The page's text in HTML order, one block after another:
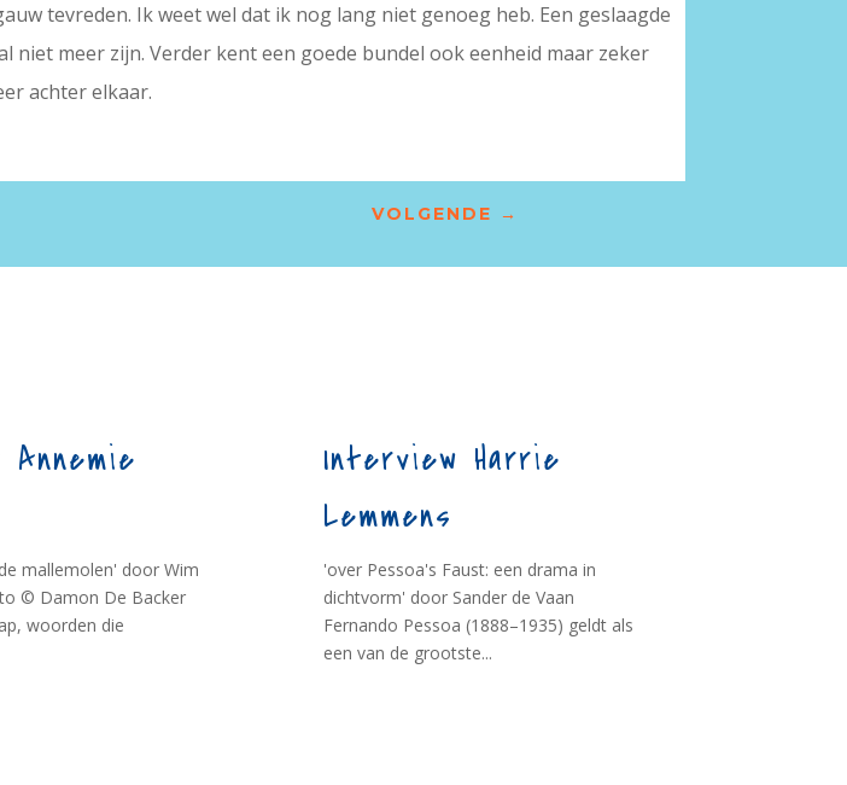
tevreden. Ik weet wel dat ik nog lang niet genoeg heb. Een geslaagde
meer zijn. Verder kent een goede bundel ook eenheid maar zeker
achter elkaar.
VOLGENDE →
mallemolen' door Wim
© Damon De Backer
woorden die
Interview Harrie
Lemmens
'over Pessoa's Faust: een drama in
dichtvorm' door Sander de Vaan
Fernando Pessoa (1888–1935) geldt als
een van de grootste...